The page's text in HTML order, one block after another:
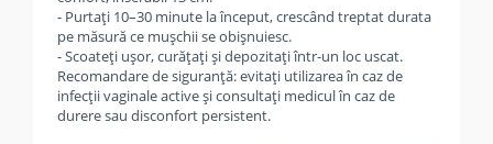
- Purtați 10–30 minute la început, crescând treptat durata
pe măsură ce mușchii se obișnuiesc.
- Scoateți ușor, curățați și depozitați într-un loc uscat.
Recomandare de siguranță: evitați utilizarea în caz de
infecții vaginale active și consultați medicul în caz de
durere sau disconfort persistent.